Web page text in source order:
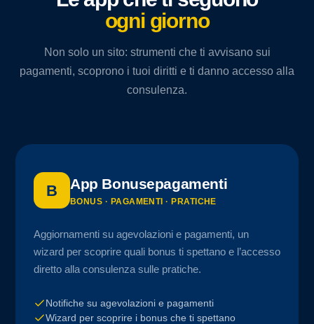
ogni giorno
Non solo un sito: strumenti che ti avvisano sui
pagamenti, scoprono i tuoi diritti e ti danno accesso alla
consulenza.
B App Bonusepagamenti
BONUS · PAGAMENTI · PRATICHE
Aggiornamenti su agevolazioni e pagamenti, un
wizard per scoprire quali bonus ti spettano e l’accesso
diretto alla consulenza sulle pratiche.
Notifiche su agevolazioni e pagamenti
Wizard per scoprire i bonus che ti spettano